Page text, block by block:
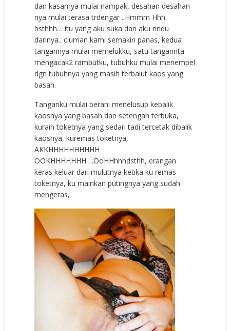
dan kasarnya mulai nampak, desahan desahan
nya mulai terasa trdengar ..Hmmm Hhh
hsthhh… itu yang aku suka dan aku rindu
darinya.. ciuman kami semakin panas, kedua
tangannya mulai memelukku, satu tangannta
mengacak2 rambutku, tubuhku mulai menempel
dgn tubuhnya yang masih terbalut kaos yang
basah.
Tanganku mulai berani menelusup kebalik
kaosnya yang basah dan setengah terbuka,
kuraih toketnya yang sedari tadi tercetak dibalik
kaosnya, kuremas toketnya,
AKKHHHHHHHHHH
OOKHHHHHHH….OoHHhhhdsthh, erangan
keras keluar dari mulutnya ketika ku remas
toketnya, ku mainkan putingnya yang sudah
mengeras,